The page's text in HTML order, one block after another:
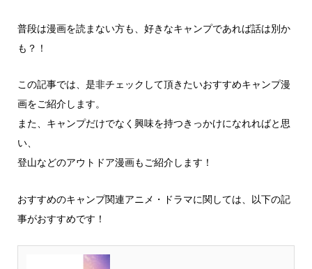
普段は漫画を読まない方も、好きなキャンプであれば話は別か
も？！
この記事では、是非チェックして頂きたいおすすめキャンプ漫
画をご紹介します。
また、キャンプだけでなく興味を持つきっかけになれればと思
い、
登山などのアウトドア漫画もご紹介します！
おすすめのキャンプ関連アニメ・ドラマに関しては、以下の記
事がおすすめです！